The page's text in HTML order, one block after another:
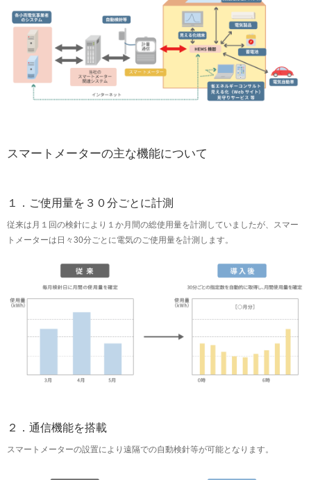
スマートメーターの主な機能について
１．ご使用量を３０分ごとに計測
従来は月１回の検針により１か月間の総使用量を計測していましたが、スマー
トメーターは日々30分ごとに電気のご使用量を計測します。
２．通信機能を搭載
スマートメーターの設置により遠隔での自動検針等が可能となります。